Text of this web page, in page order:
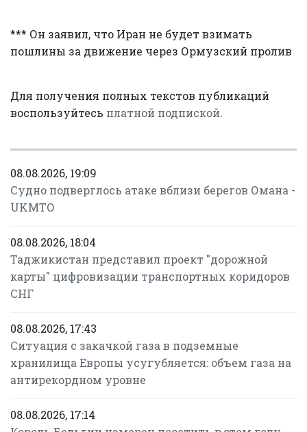
*** Он заявил, что Иран не будет взимать
пошлины за движение через Ормузский пролив
Для получения полных текстов публикаций
воспользуйтесь платной подпиской.
08.08.2026, 19:09
Судно подверглось атаке вблизи берегов Омана -
UKMTO
08.08.2026, 18:04
Таджикистан представил проект "дорожной
карты" цифровизации транспортных коридоров
СНГ
08.08.2026, 17:43
Ситуация с закачкой газа в подземные
хранилища Европы усугубляется: объем газа на
антирекордном уровне
08.08.2026, 17:14